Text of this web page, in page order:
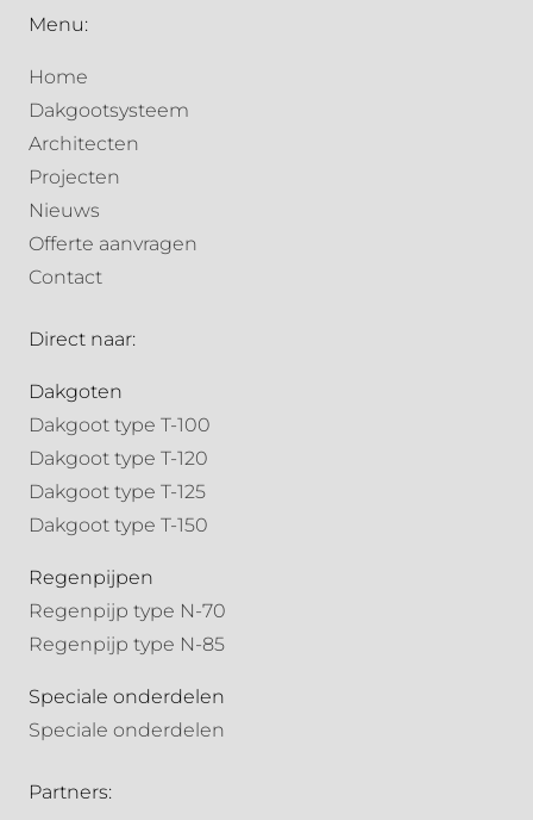
Menu:
Home
Dakgootsysteem
Architecten
Projecten
Nieuws
Offerte aanvragen
Contact
Direct naar:
Dakgoten
Dakgoot type T-100
Dakgoot type T-120
Dakgoot type T-125
Dakgoot type T-150
Regenpijpen
Regenpijp type N-70
Regenpijp type N-85
Speciale onderdelen
Speciale onderdelen
Partners: